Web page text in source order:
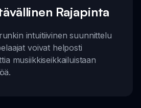
Rajapinta
intuitiivinen suunnittelu
voivat helposti
musiikkiseikkailuistaan